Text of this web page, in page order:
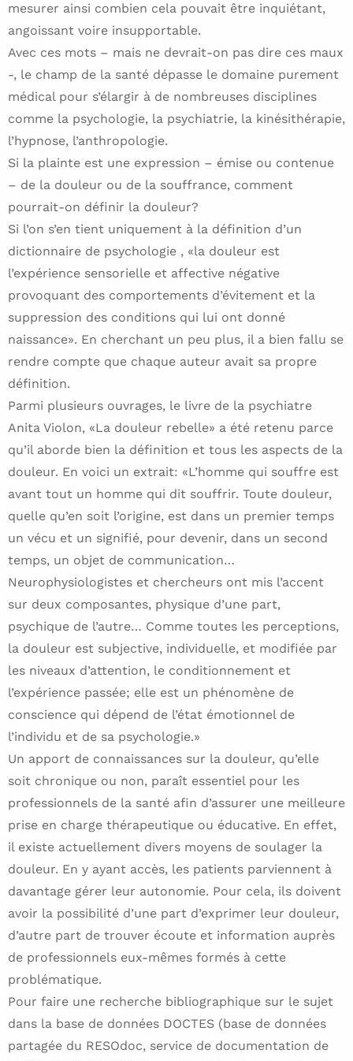
mesurer ainsi combien cela pouvait être inquiétant,
angoissant voire insupportable.
Avec ces mots – mais ne devrait-on pas dire ces maux
-, le champ de la santé dépasse le domaine purement
médical pour s’élargir à de nombreuses disciplines
comme la psychologie, la psychiatrie, la kinésithérapie,
l’hypnose, l’anthropologie.
Si la plainte est une expression – émise ou contenue
– de la douleur ou de la souffrance, comment
pourrait-on définir la douleur?
Si l’on s’en tient uniquement à la définition d’un
dictionnaire de psychologie , «la douleur est
l’expérience sensorielle et affective négative
provoquant des comportements d’évitement et la
suppression des conditions qui lui ont donné
naissance». En cherchant un peu plus, il a bien fallu se
rendre compte que chaque auteur avait sa propre
définition.
Parmi plusieurs ouvrages, le livre de la psychiatre
Anita Violon, «La douleur rebelle» a été retenu parce
qu’il aborde bien la définition et tous les aspects de la
douleur. En voici un extrait: «L’homme qui souffre est
avant tout un homme qui dit souffrir. Toute douleur,
quelle qu’en soit l’origine, est dans un premier temps
un vécu et un signifié, pour devenir, dans un second
temps, un objet de communication…
Neurophysiologistes et chercheurs ont mis l’accent
sur deux composantes, physique d’une part,
psychique de l’autre… Comme toutes les perceptions,
la douleur est subjective, individuelle, et modifiée par
les niveaux d’attention, le conditionnement et
l’expérience passée; elle est un phénomène de
conscience qui dépend de l’état émotionnel de
l’individu et de sa psychologie.»
Un apport de connaissances sur la douleur, qu’elle
soit chronique ou non, paraît essentiel pour les
professionnels de la santé afin d’assurer une meilleure
prise en charge thérapeutique ou éducative. En effet,
il existe actuellement divers moyens de soulager la
douleur. En y ayant accès, les patients parviennent à
davantage gérer leur autonomie. Pour cela, ils doivent
avoir la possibilité d’une part d’exprimer leur douleur,
d’autre part de trouver écoute et information auprès
de professionnels eux-mêmes formés à cette
problématique.
Pour faire une recherche bibliographique sur le sujet
dans la base de données DOCTES (base de données
partagée du RESOdoc, service de documentation de